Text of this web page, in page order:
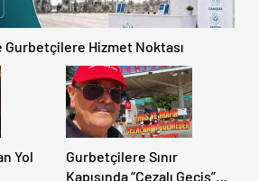
Gurbetçilere Hizmet Noktası
Yol
Gurbetçilere Sınır
Kapısında “Cezalı Geçiş”